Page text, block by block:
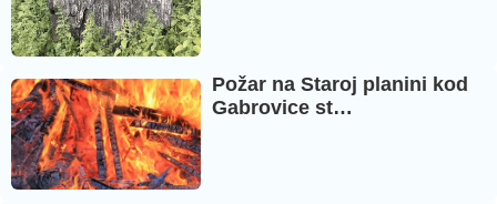
Požar na Staroj planini kod
Gabrovice st…